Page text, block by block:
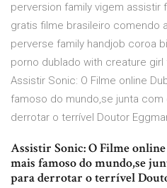
perversion family vigem
gratis filme brasileiro comendo
perverse family handjob coroa
porno dublado with creature
Assistir Sonic: O Filme online
famoso do mundo,se junta com
derrotar o terrível Doutor
Assistir Sonic: O Filme
mais famoso do mundo,se
para derrotar o terrível